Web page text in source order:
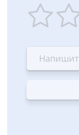
star
Terrible
stars
—
Bad